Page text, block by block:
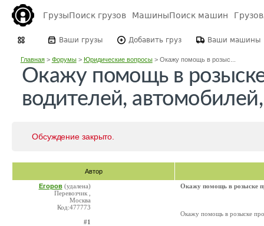
ГрузыПоиск грузов МашиныПоиск машин
Ваши грузы Добавить груз Ваши машины
Главная> Форумы> Юридические вопросы> Окажу помощь в розыс...
Окажу помощь в
водителей, автомобилей,
Обсуждение закрыто.
Автор
Егоров (удалена)
Перевозчик ,
Москва
Код:477773
#1
Окажу помощь в розыске
Окажу помощь в розыске